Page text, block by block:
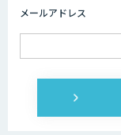
メールアドレス